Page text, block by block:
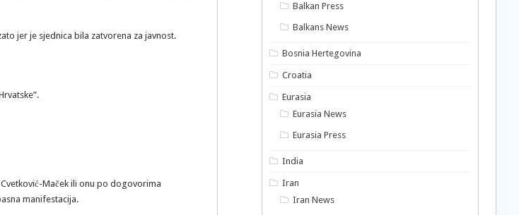
jer je sjednica bila zatvorena za javnost.
Maček ili onu po dogovorima
manifestacija.
Balkan Press
Balkans News
Bosnia Hertegovina
Croatia
Eurasia
Eurasia News
Eurasia Press
India
Iran
Iran News